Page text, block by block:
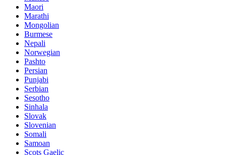
Maori
Marathi
Mongolian
Burmese
Nepali
Norwegian
Pashto
Persian
Punjabi
Serbian
Sesotho
Sinhala
Slovak
Slovenian
Somali
Samoan
Scots Gaelic